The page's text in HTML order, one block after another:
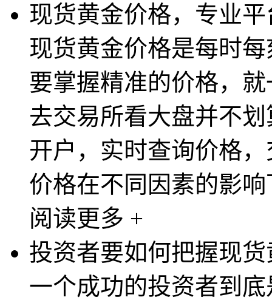
现货黄金价格，专业
现货黄金价格是每时
要掌握精准的价格，
去交易所看大盘并不
开户，实时查询价格
价格在不同因素的影
阅读更多 +
投资者要如何把握现货
一个成功的投资者到